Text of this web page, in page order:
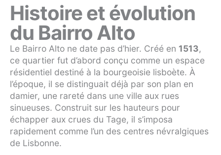
Histoire et évolution
du Bairro Alto
Le Bairro Alto ne date pas d’hier. Créé en 1513,
ce quartier fut d’abord conçu comme un espace
résidentiel destiné à la bourgeoisie lisboète. À
l’époque, il se distinguait déjà par son plan en
damier, une rareté dans une ville aux rues
sinueuses. Construit sur les hauteurs pour
échapper aux crues du Tage, il s’imposa
rapidement comme l’un des centres névralgiques
de Lisbonne.